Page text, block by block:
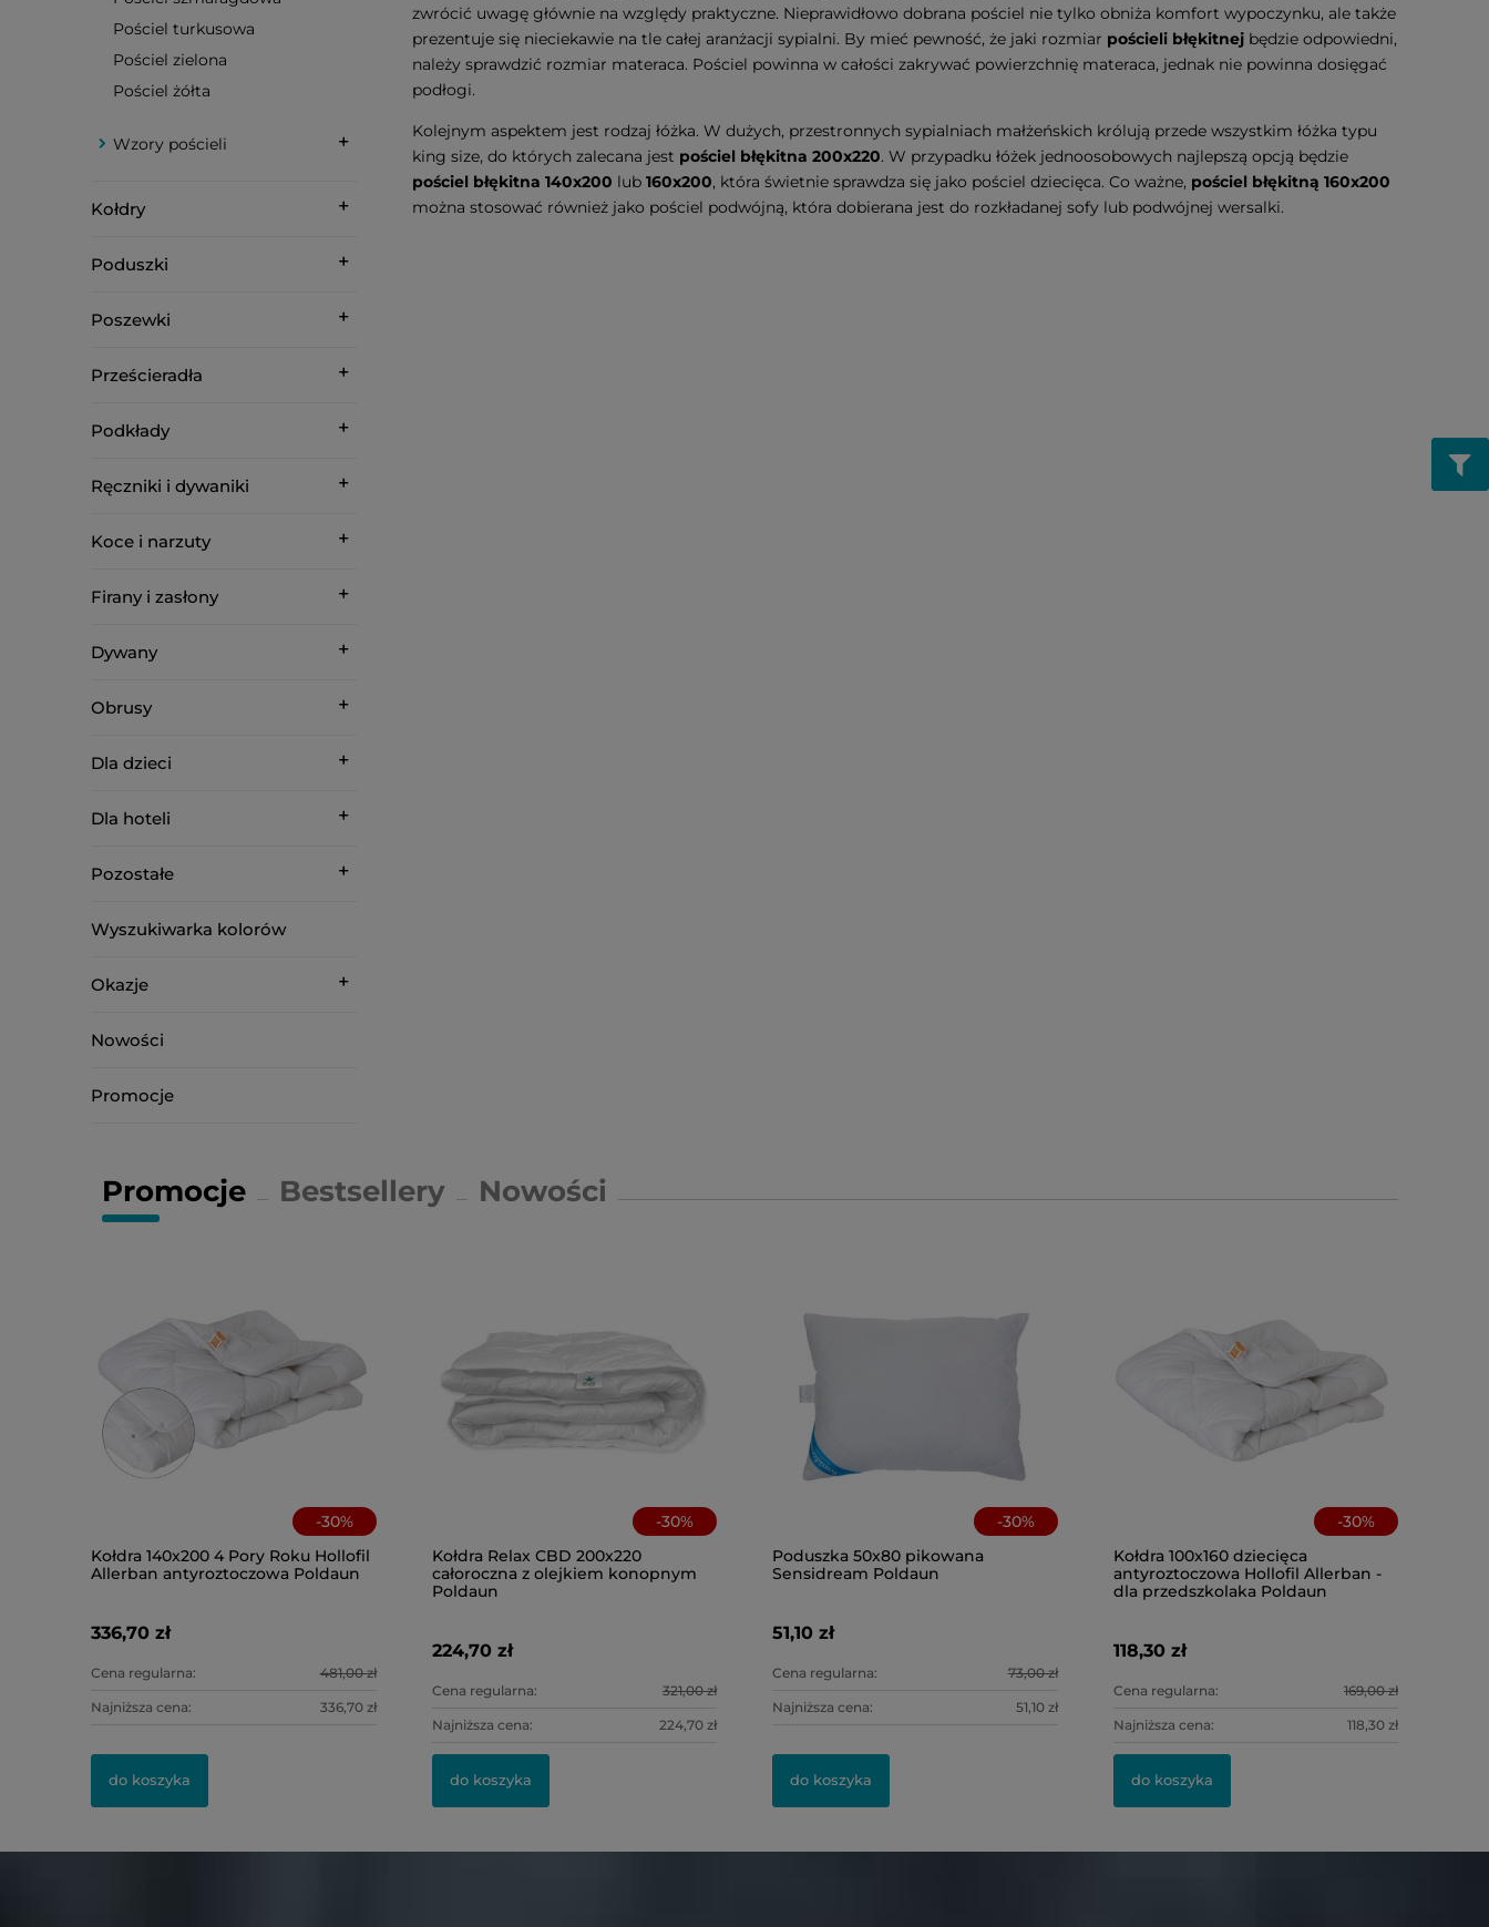
Pościel turkusowa
Pościel zielona
Pościel żółta
Wzory pościeli
Kołdry
Poduszki
Poszewki
Prześcieradła
Podkłady
Ręczniki i dywaniki
Koce i narzuty
Firany i zasłony
Dywany
Obrusy
Dla dzieci
Dla hoteli
Pozostałe
Wyszukiwarka kolorów
Okazje
Nowości
Promocje
zwrócić uwagę głównie na względy praktyczne. Nieprawidłowo dobrana pościel nie tylko obniża komfort wypoczynku, ale także
prezentuje się nieciekawie na tle całej aranżacji sypialni. By mieć pewność, że jaki rozmiar pościeli błękitnej będzie odpowiedni,
należy sprawdzić rozmiar materaca. Pościel powinna w całości zakrywać powierzchnię materaca, jednak nie powinna dosięgać
podłogi.
Kolejnym aspektem jest rodzaj łóżka. W dużych, przestronnych sypialniach małżeńskich królują przede wszystkim łóżka typu
king size, do których zalecana jest pościel błękitna 200x220. W przypadku łóżek jednoosobowych najlepszą opcją będzie
pościel błękitna 140x200 lub 160x200, która świetnie sprawdza się jako pościel dziecięca. Co ważne, pościel błękitną 160x200
można stosować również jako pościel podwójną, która dobierana jest do rozkładanej sofy lub podwójnej wersalki.
Promocje Nowości
Bestsellery
-30%
Kołdra 140x200 4 Pory Roku Hollofil
Allerban antyroztoczowa Poldaun
336,70 zł
Cena regularna: 481,00 zł
Najniższa cena: 336,70 zł
do koszyka
-30%
Kołdra Relax CBD 200x220
całoroczna z olejkiem konopnym
Poldaun
224,70 zł
Cena regularna: 321,00 zł
Najniższa cena: 224,70 zł
do koszyka
-30%
Poduszka 50x80 pikowana
Sensidream Poldaun
51,10 zł
Cena regularna: 73,00 zł
Najniższa cena: 51,10 zł
do koszyka
-30%
Kołdra 100x160 dziecięca
antyroztoczowa Hollofil Allerban -
dla przedszkolaka Poldaun
118,30 zł
Cena regularna: 169,00 zł
Najniższa cena: 118,30 zł
do koszyka